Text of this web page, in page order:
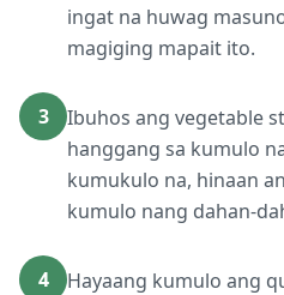
ingat na huwag
magiging mapait ito.
3
Ibuhos ang vegetable
hanggang sa kumulo
kumukulo na, hinaan
kumulo nang dahan-
4
Hayaang kumulo ang